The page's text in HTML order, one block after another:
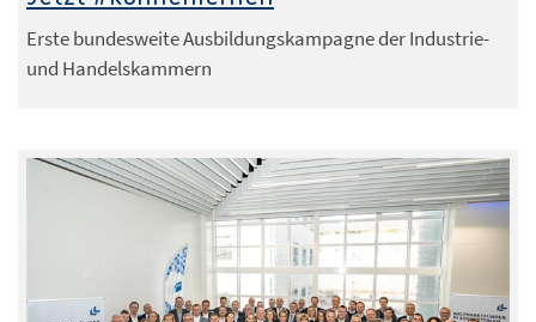
Erste bundesweite Ausbildungskampagne der Industrie-
und Handelskammern